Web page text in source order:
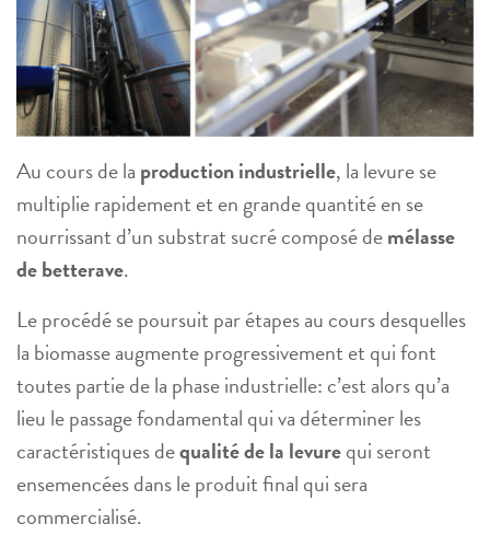
Au cours de la production industrielle, la levure se
multiplie rapidement et en grande quantité en se
nourrissant d’un substrat sucré composé demélasse
de betterave.
Le procédé se poursuit par étapes au cours desquelles
la biomasse augmente progressivement et qui font
toutes partie de la phase industrielle: c’est alors qu’a
lieu le passage fondamental qui va déterminer les
caractéristiques dequalité de la levurequi seront
ensemencées dans le produit final qui sera
commercialisé.